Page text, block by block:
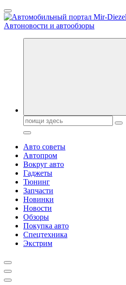
Перейти
к
содержанию
Справочник автомобилиста. Обзор
Поиск:
Авто советы
Автопром
Вокруг авто
Гаджеты
Тюнинг
Запчасти
Новинки
Новости
Обзоры
Покупка авто
Спецтехника
Экстрим